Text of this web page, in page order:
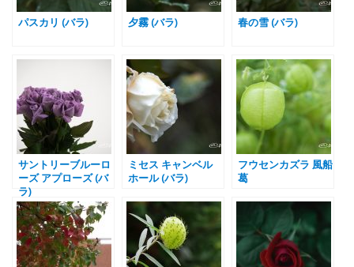
パスカリ (バラ) 夕霧 (バラ) 春の雪 (バラ)
サントリーブルーロ
ーズ アプローズ (バ
ラ)
ミセス キャンベル
ホール (バラ)
フウセンカズラ 風船
葛